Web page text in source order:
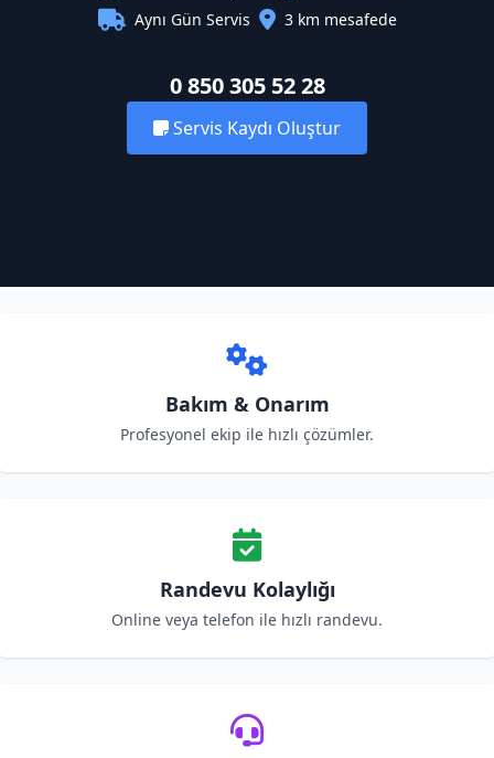
Aynı Gün Servis
3 km mesafede
0 850 305 52 28
Servis Kaydı Oluştur
Bakım & Onarım
Profesyonel ekip ile hızlı çözümler.
Randevu Kolaylığı
Online veya telefon ile hızlı randevu.